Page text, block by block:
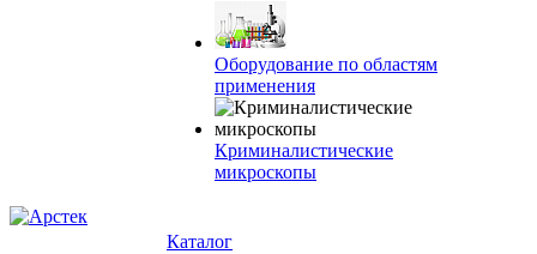
Оборудование по областям
применения
Криминалистические
микроскопы
Каталог